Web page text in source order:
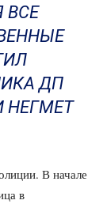
ВСЕ
ДП
НЕГМЕТ
В начале
в